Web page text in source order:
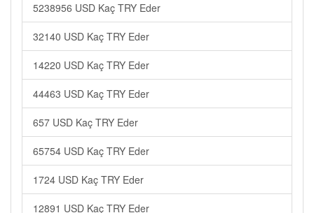
5238956 USD Kaç TRY Eder
32140 USD Kaç TRY Eder
14220 USD Kaç TRY Eder
44463 USD Kaç TRY Eder
657 USD Kaç TRY Eder
65754 USD Kaç TRY Eder
1724 USD Kaç TRY Eder
12891 USD Kaç TRY Eder